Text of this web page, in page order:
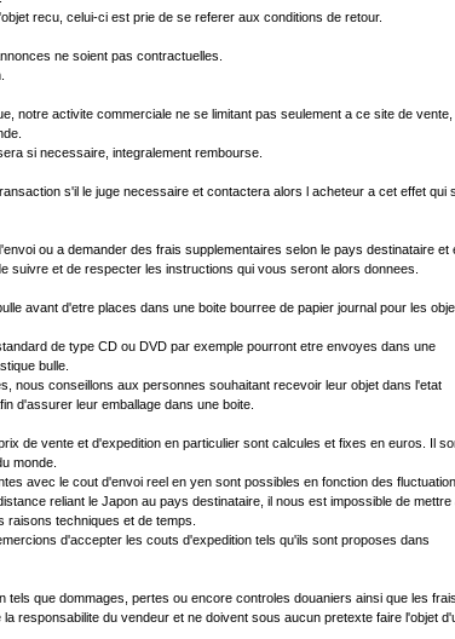
recu, celui-ci est prie de se referer aux conditions de retour.
ne soient pas contractuelles.
notre activite commerciale ne se limitant pas seulement a ce site de vente,
si necessaire, integralement rembourse.
s'il le juge necessaire et contactera alors l acheteur a cet effet qui
ou a demander des frais supplementaires selon le pays destinataire et
suivre et de respecter les instructions qui vous seront alors donnees.
avant d'etre places dans une boite bourree de papier journal pour les
de type CD ou DVD par exemple pourront etre envoyes dans une
bulle.
nous conseillons aux personnes souhaitant recevoir leur objet dans l'etat
d'assurer leur emballage dans une boite.
de vente et d'expedition en particulier sont calcules et fixes en euros. Il
monde.
avec le cout d'envoi reel en yen sont possibles en fonction des
reliant le Japon au pays destinataire, il nous est impossible de mettre
techniques et de temps.
d'accepter les couts d'expedition tels qu'ils sont proposes dans
tels que dommages, pertes ou encore controles douaniers ainsi que les
responsabilite du vendeur et ne doivent sous aucun pretexte faire l'objet